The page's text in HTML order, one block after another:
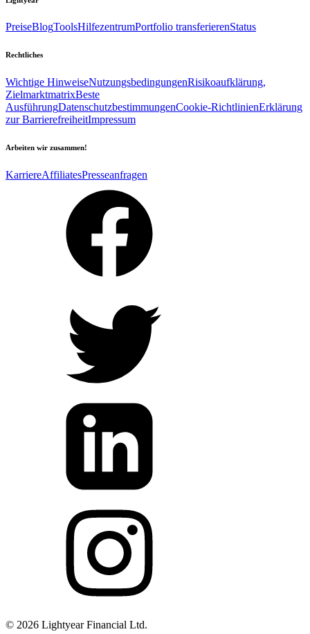
PreiseBlogToolsHilfezentrumPortfolio transferierenStatus
Rechtliches
Wichtige HinweiseNutzungsbedingungenRisikoaufklärung,
ZielmarktmatrixBeste
AusführungDatenschutzbestimmungenCookie-RichtlinienErklärung
zur BarrierefreiheitImpressum
Arbeiten wir zusammen!
KarriereAffiliatesPresseanfragen
© 2026 Lightyear Financial Ltd.